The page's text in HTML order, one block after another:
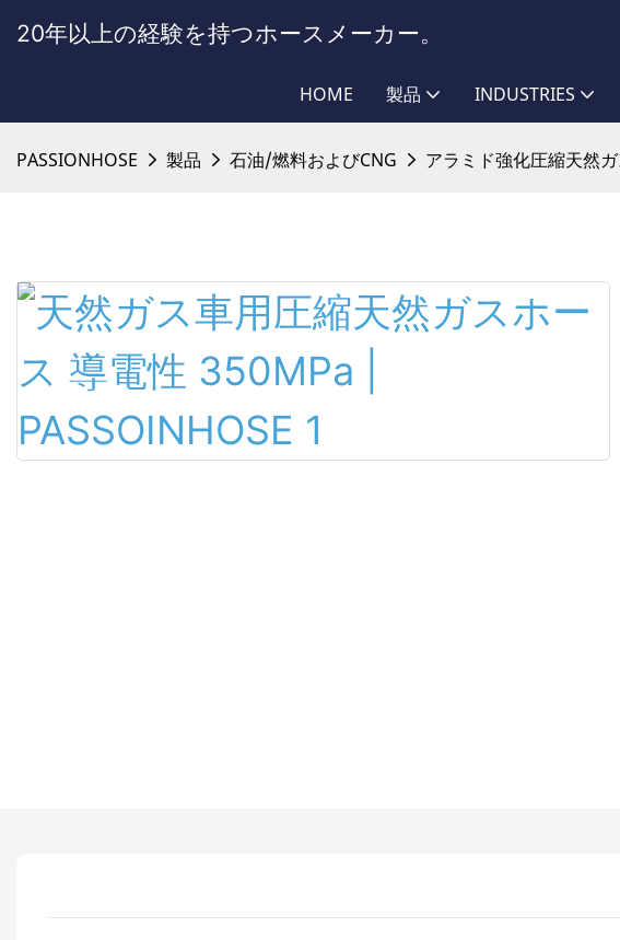
20年以上の経験を持つホースメーカー。
HOME 製品 INDUSTRIES
PASSIONHOSE 製品 石油/燃料およびCNG アラミド強化圧縮天然